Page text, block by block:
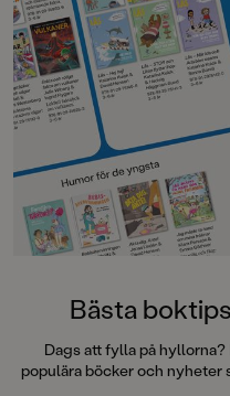
Bästa
Dags att fylla på
populära böcker och nyheter